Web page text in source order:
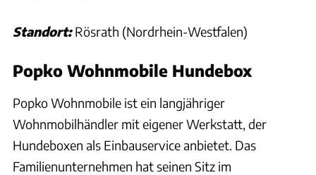
Standort: Rösrath (Nordrhein-Westfalen)
Popko Wohnmobile Hundebox
Popko Wohnmobile ist ein langjähriger
Wohnmobilhändler mit eigener Werkstatt, der
Hundeboxen als Einbauservice anbietet. Das
Familienunternehmen hat seinen Sitz im